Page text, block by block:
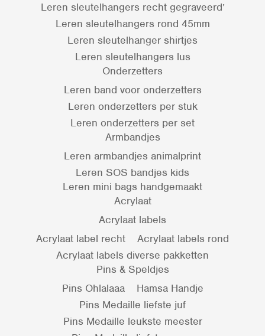
Leren sleutelhangers recht gegraveerd’
Leren sleutelhangers rond 45mm
Leren sleutelhanger shirtjes
Leren sleutelhangers lus
Onderzetters
Leren band voor onderzetters
Leren onderzetters per stuk
Leren onderzetters per set
Armbandjes
Leren armbandjes animalprint
Leren SOS bandjes kids
Leren mini bags handgemaakt
Acrylaat
Acrylaat labels
Acrylaat label recht
Acrylaat labels rond
Acrylaat labels diverse pakketten
Pins & Speldjes
Pins Ohlalaaa
Hamsa Handje
Pins Medaille liefste juf
Pins Medaille leukste meester